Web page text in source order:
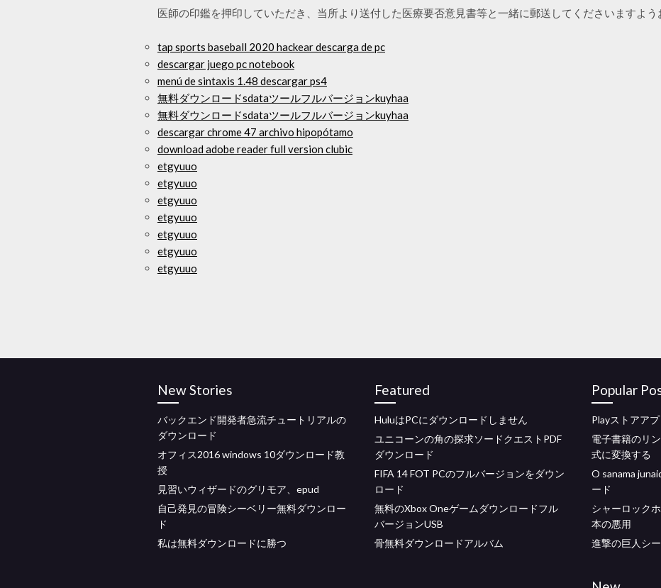
医師の印鑑を押印していただき、当所より送付した医療要否意見書等と一緒に郵送してくださいますよ
tap sports baseball 2020 hackear descarga de pc
descargar juego pc notebook
menú de sintaxis 1.48 descargar ps4
無料ダウンロードsdataツールフルバージョンkuyhaa
無料ダウンロードsdataツールフルバージョンkuyhaa
descargar chrome 47 archivo hipopótamo
download adobe reader full version clubic
etgyuuo
etgyuuo
etgyuuo
etgyuuo
etgyuuo
etgyuuo
etgyuuo
New Stories
バックエンド開発者急流チュートリアルの
ダウンロード
オフィス2016 windows 10ダウンロード教
授
見習いウィザードのグリモア、epud
自己発見の冒険シーベリー無料ダウンロー
ド
私は無料ダウンロードに勝つ
Featured
HuluはPCにダウンロードしません
ユニコーンの角の探求ソードクエストPDF
ダウンロード
FIFA 14 FOT PCのフルバージョンをダウン
ロード
無料のXbox Oneゲームダウンロードフル
バージョンUSB
骨無料ダウンロードアルバム
Popular
Playストアア
電子書籍のリ
式に変換する
O sanama
ード
シャーロック
本の悪用
進撃の巨人シ